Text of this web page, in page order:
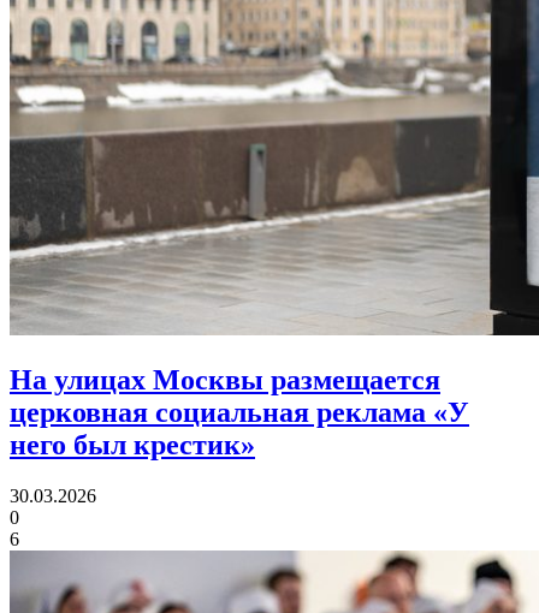
На улицах Москвы размещается
церковная социальная реклама «У
него был крестик»
30.03.2026
0
6